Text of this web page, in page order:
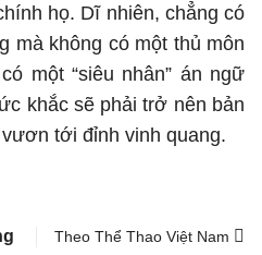
họ. Dĩ nhiên, chẳng có
mà không có một thủ môn
một “siêu nhân” án ngữ
khắc sẽ phải trở nên bản
tới đỉnh vinh quang.
Theo Thể Thao Việt Nam